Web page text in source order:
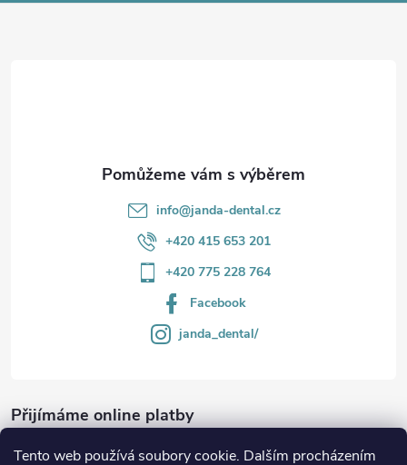
Tento web používá soubory cookie. Dalším procházením
info@janda-dental.cz
+420 415 653 201
+420 775 228 764
Facebook
janda_dental/
Přijímáme online platby